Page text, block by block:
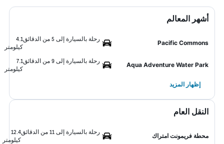
أشهر المعالم
Pacific Commons
رحلة بالسيارة إلى 5 من الدقائق
4.1
كيلومتر
Aqua Adventure Water Park
رحلة بالسيارة إلى 9 من الدقائق
7.1
كيلومتر
إظهار المزيد
النقل العام
محطة فريمونت امتراك
رحلة بالسيارة إلى 11 من الدقائق
12.4
كيلومتر